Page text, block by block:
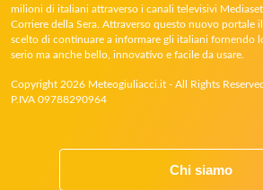
milioni di italiani attraverso i canali televisivi
Corriere della Sera. Attraverso questo nuovo portale
scelto di continuare a informare gli italiani fornendo
serio ma anche bello, innovativo e facile da usare.
Copyright 2026 Meteogiuliacci.it - All Rights
P.IVA 09788290964
Chi siamo